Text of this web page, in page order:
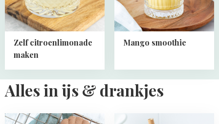
Zelf citroenlimonade
maken
Mango smoothie
Alles in ijs & drankjes
Read
Read